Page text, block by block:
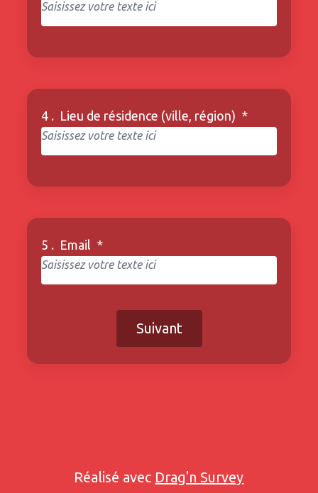
4 . Lieu de résidence (ville, région) *
5 . Email *
Suivant
Réalisé avec Drag'n Survey